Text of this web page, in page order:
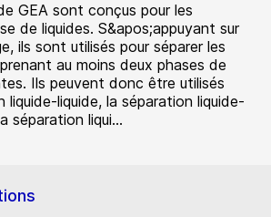
GEA sont conçus pour les
de liquides. S&apos;appuyant sur
ils sont utilisés pour séparer les
au moins deux phases de
Ils peuvent donc être utilisés
liquide-liquide, la séparation liquide-
séparation liqui...